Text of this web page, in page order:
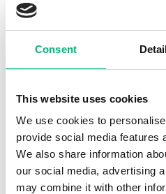
Consent
This website uses cookies
We use cookies to
provide social media features
We also share information
our social media, advertising
may combine it with other
Forskningssjuksköterska
Fysioterapeut/Sjukgymnast
Fytoterapeut/Örtterapeut
Företagspsykolog
Företagssjuksköterska/
Gipstekniker
Hemsjukvårdare
Hemvårdare
Hjälpmedelskonsulent